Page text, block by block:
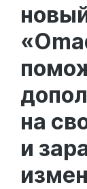
на
и